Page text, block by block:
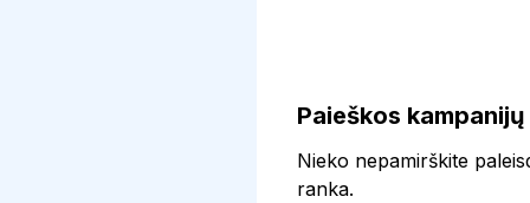
Paieškos
Nieko nepamirškite
ranka.